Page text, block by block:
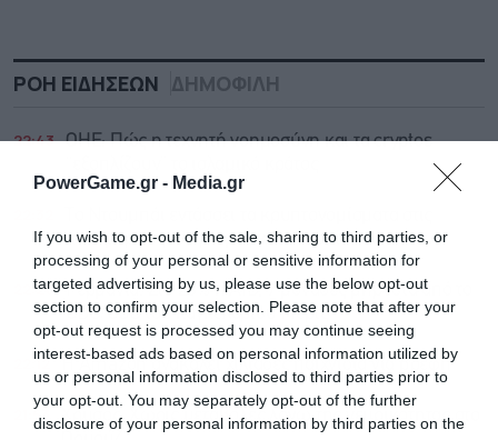
PowerGame.gr - Media.gr
If you wish to opt-out of the sale, sharing to third parties, or
processing of your personal or sensitive information for
targeted advertising by us, please use the below opt-out
section to confirm your selection. Please note that after your
opt-out request is processed you may continue seeing
interest-based ads based on personal information utilized by
us or personal information disclosed to third parties prior to
your opt-out. You may separately opt-out of the further
disclosure of your personal information by third parties on the
ΡΟΗ ΕΙΔΗΣΕΩΝ ΔΗΜΟΦΙΛΗ
22:43 ΟΗΕ: Πώς η τεχνητή νοημοσύνη και τα cryptos
καθημερινές πληρωμές και στα ακίνητα
22:20 Γερμανία: Στο 28% η AfD, 7 μονάδες μπροστά από το
CDU/CSU του καγκελάριου Μερτς
22:12 Η Amazon ανακαλεί χιλιάδες παιχνίδια για βρέφη
21:53
Χρυσός: Χωρίς μεταβολές λόγω της νευρικότητας στο